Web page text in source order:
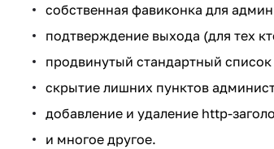
собственная фавиконка для
подтверждение выхода (для тех
продвинутый стандартный
скрытие лишних пунктов
добавление и удаление http-
и многое другое.